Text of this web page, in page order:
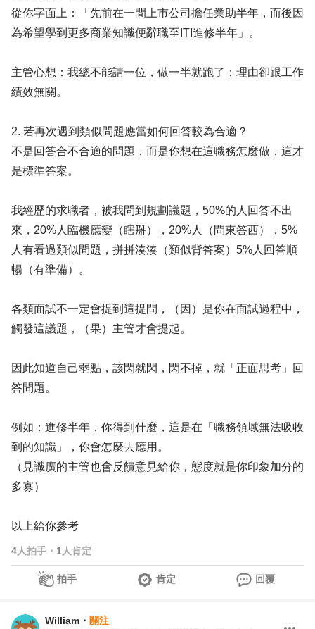
從你字面上：「先前在一間上市公司擔任業助半年，而後因
為希望學到更多商業知識便辭職至ITI進修半年」。
主管心想：我總不能請一位，做一半就跑了；理由卻跟工作
績效無關。
2. 若再次遇到類似問題應當如何回答較為合適？
不是回答合不合適的問題，而是你想在這職務怎麼做，這才
是標準答案。
我經歷的求職者，被我問到規劃議題，50%的人回答不出
來，20%人臨機應變（瞎掰），20%人（問東答西），5%
人有看過類似問題，拼拼湊湊（類似背答案）5%人回答順
暢（有準備）。
各類面試不一定會提到這提問，（因）是你在面試過程中，
觸發這議題，（果）主管才會提起。
因此知道自己弱點，該閃就閃，閃不掉，就「正面思考」回
答問題。
例如：進修半年，你得到什麼，這是在「職務領域無法吸收
到的知識」，你會怎麼去應用。
（見識廣的主管也會反饋意見給你，態度就是你印象加分的
多寡）
以上給你參考
4人拍手 ・ 1 人肯定
拍手 肯定 回覆
William ・ 關注